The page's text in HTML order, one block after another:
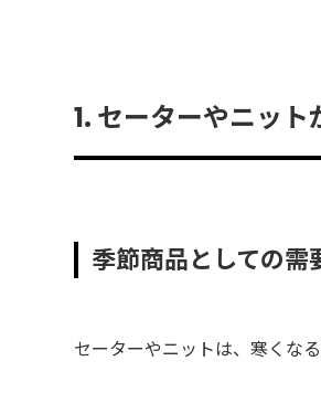
1. セーターやニッ
季節商品としての需
セーターやニットは、寒くな